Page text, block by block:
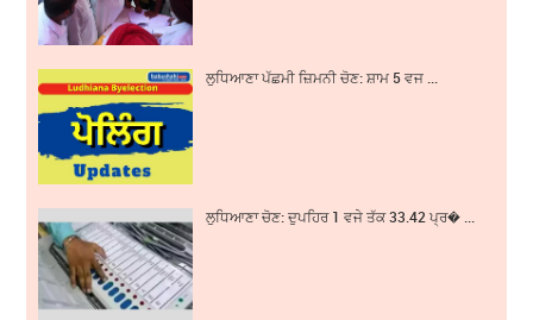
ਲੁਧਿਆਣਾ ਪੱਛਮੀ ਜ਼ਿਮਨੀ ਚੋਣ: ਸ਼ਾਮ 5 ਵਜ ...
ਲੁਧਿਆਣਾ ਚੋਣ: ਦੁਪਹਿਰ 1 ਵਜੇ ਤੱਕ 33.42 ਪ੍ਰ� ...